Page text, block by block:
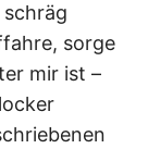
schräg
sorge
mir ist –